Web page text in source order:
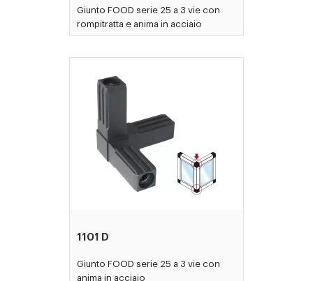
Giunto FOOD serie 25 a 3 vie con
rompitratta e anima in acciaio
1101 D
Giunto FOOD serie 25 a 3 vie con
anima in acciaio